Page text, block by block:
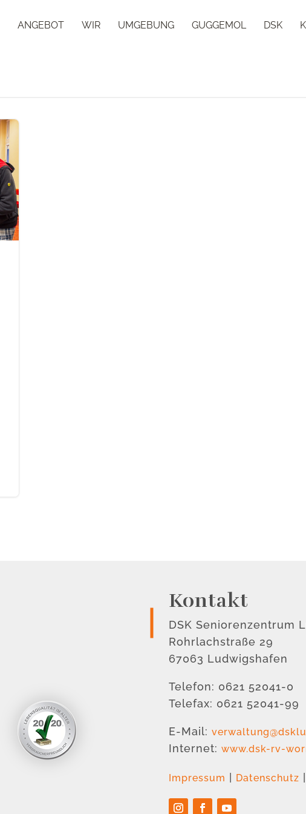
ANGEBOT WIR UMGEBUNG GUGGEMOL DSK
Kontakt
DSK Seniorenzentrum
Rohrlachstraße 29
67063 Ludwigshafen
Telefon: 0621 52041-0
Telefax: 0621 52041-99
E-Mail:
Internet: www.dsk-rv-
Impressum Datenschutz